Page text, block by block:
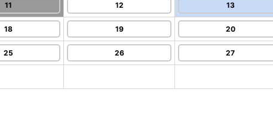
11 12 13
18 19 20
25 26 27